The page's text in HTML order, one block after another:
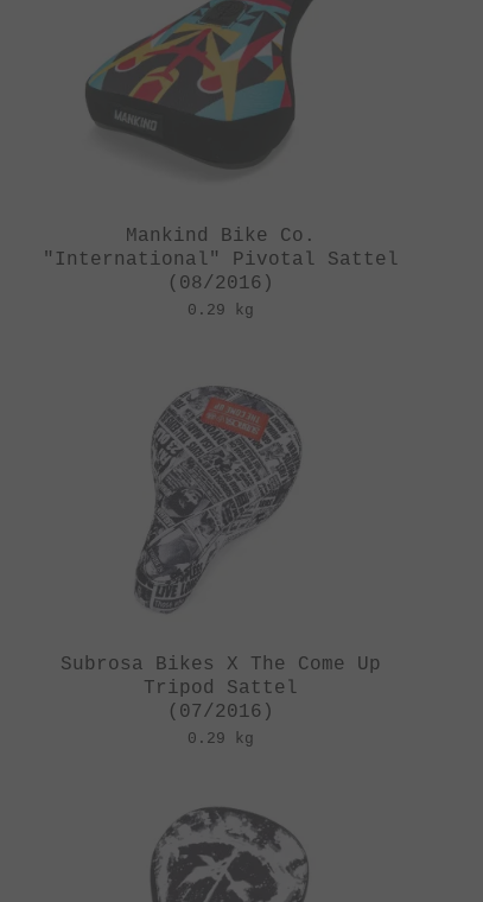
Mankind Bike Co.
"International" Pivotal Sattel
(08/2016)
0.29 kg
Subrosa Bikes X The Come Up
Tripod Sattel
(07/2016)
0.29 kg